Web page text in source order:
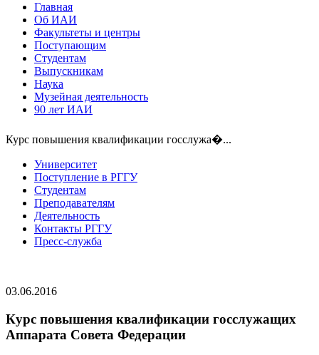
Главная
Об ИАИ
Факультеты и центры
Поступающим
Студентам
Выпускникам
Наука
Музейная деятельность
90 лет ИАИ
Курс повышения квалификации госслужа�...
Университет
Поступление в РГГУ
Студентам
Преподавателям
Деятельность
Контакты РГГУ
Пресс-служба
03.06.2016
Курс повышения квалификации госслужащих
Аппарата Совета Федерации